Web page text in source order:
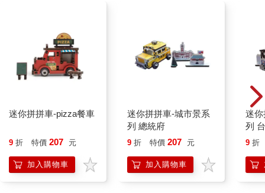
回你身體的主權。因為當你愈來愈了解自己的時候，自然而然地
閱讀「暗示」（Reading the sign）
前兩天在跟朋友聊天的時候，朋友突然問道：「那些在死的時候
還沒完成自己功課的人，當他們在安排自己下輩子的功課與藍圖
心情？」
我回答：「那是當然的。因為靈魂其實很聰明。他們會給自己在
人生的道路上安排很多的提示卡、暗號，有時候甚至還會安排貴
人的出現來協助他們克服功課。」
朋友再問：「如果這是真的，那又為什麼人們無法克服生命中的
迷你拼拼車-pizza餐車
9 折 特價 207 元
加入購物車
迷你拼拼車-城市景系
列 總統府
9 折 特價 207 元
加入購物車
迷
列
9 折